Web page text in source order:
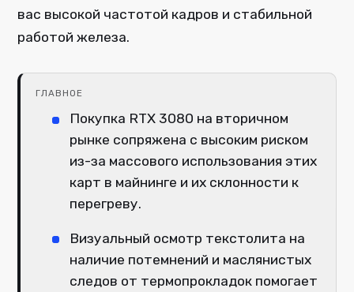
вас высокой частотой кадров и стабильной
работой железа.
ГЛАВНОЕ
Покупка RTX 3080 на вторичном
рынке сопряжена с высоким риском
из-за массового использования этих
карт в майнинге и их склонности к
перегреву.
Визуальный осмотр текстолита на
наличие потемнений и маслянистых
следов от термопрокладок помогает